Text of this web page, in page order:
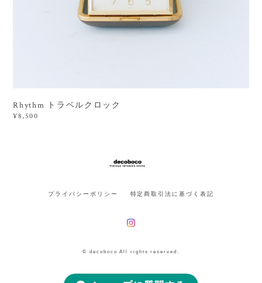
Rhythm トラベルクロック
¥8,500
プライバシーポリシー 特定商取引法に基づく表記
© decoboco All rights reserved.